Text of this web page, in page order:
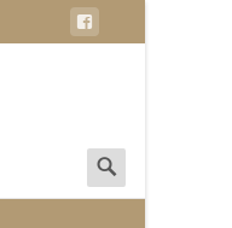
Search
for: